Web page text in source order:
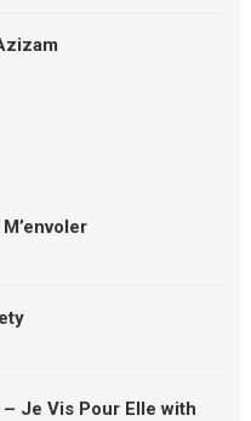
Je Vis Pour Elle with